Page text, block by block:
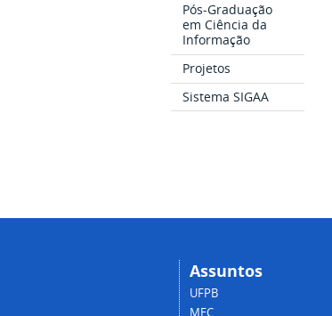
Pós-Graduação
em Ciência da
Informação
Projetos
Sistema SIGAA
Assuntos
UFPB
MEC